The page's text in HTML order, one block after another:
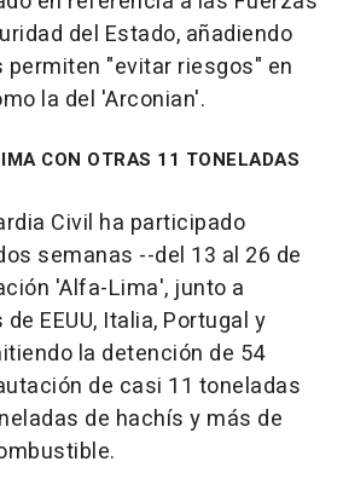
del Estado, añadiendo
"evitar riesgos" en
la del 'Arconian'.
CON OTRAS 11 TONELADAS
Civil ha participado
semanas --del 13 al 26 de
'Alfa-Lima', junto a
EEUU, Italia, Portugal y
la detención de 54
de casi 11 toneladas
de hachís y más de